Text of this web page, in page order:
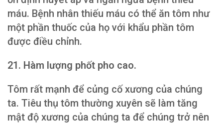
máu. Bệnh nhân thiếu máu có thể ăn tôm như
một phần thuốc của họ với khẩu phần tôm
được điều chỉnh.
21. Hàm lượng phốt pho cao.
Tôm rất mạnh để củng cố xương của chúng
ta. Tiêu thụ tôm thường xuyên sẽ làm tăng
mật độ xương của chúng ta để chúng trở nên